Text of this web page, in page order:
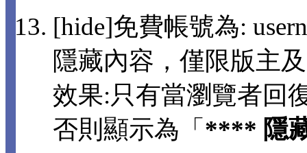
[hide]免費帳號為:
隱藏內容，僅限版主
效果:只有當瀏覽者回
否則顯示為「 **** 隱